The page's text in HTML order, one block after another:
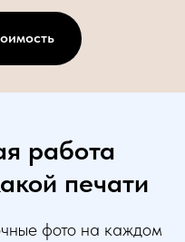
работа
печати
фото на каждом